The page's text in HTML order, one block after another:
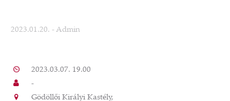
2023.01.20. - Admin
2023.03.07. 19.00
-
Gödöllői Királyi Kastély,